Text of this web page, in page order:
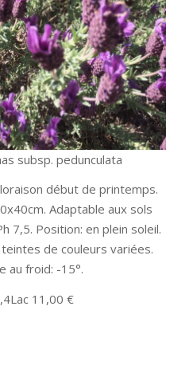
subsp. pedunculata
début de printemps.
Adaptable aux sols
7,5. Position: en plein soleil.
de couleurs variées.
au froid: -15°.
11,00 €